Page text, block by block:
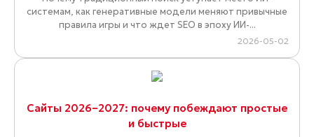
системам, как генеративные модели меняют привычные
правила игры и что ждет SEO в эпоху ИИ-...
2026-05-02
Сайты 2026–2027: почему побеждают простые
и быстрые